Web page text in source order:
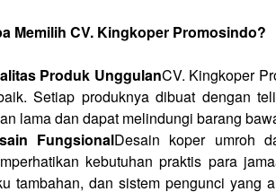
Memilih CV. Kingkoper Promosindo?
Produk UnggulanCV. Kingkoper
Setiap produknya dibuat dengan
lama dan dapat melindungi barang
FungsionalDesain koper umroh
kebutuhan praktis para
tambahan, dan sistem pengunci yang